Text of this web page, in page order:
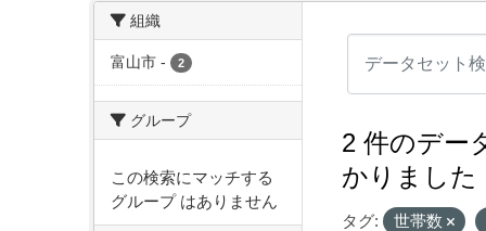
組織
富山市 - 2
グループ
この検索にマッチする
グループ はありません
2 件のデー
かりました
タグ: 世帯数